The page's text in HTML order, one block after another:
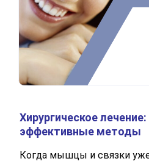
Хирургическое
эффективные методы
Когда мышцы и связки
Отправляя данные я даю
Оператор позвонит
время.